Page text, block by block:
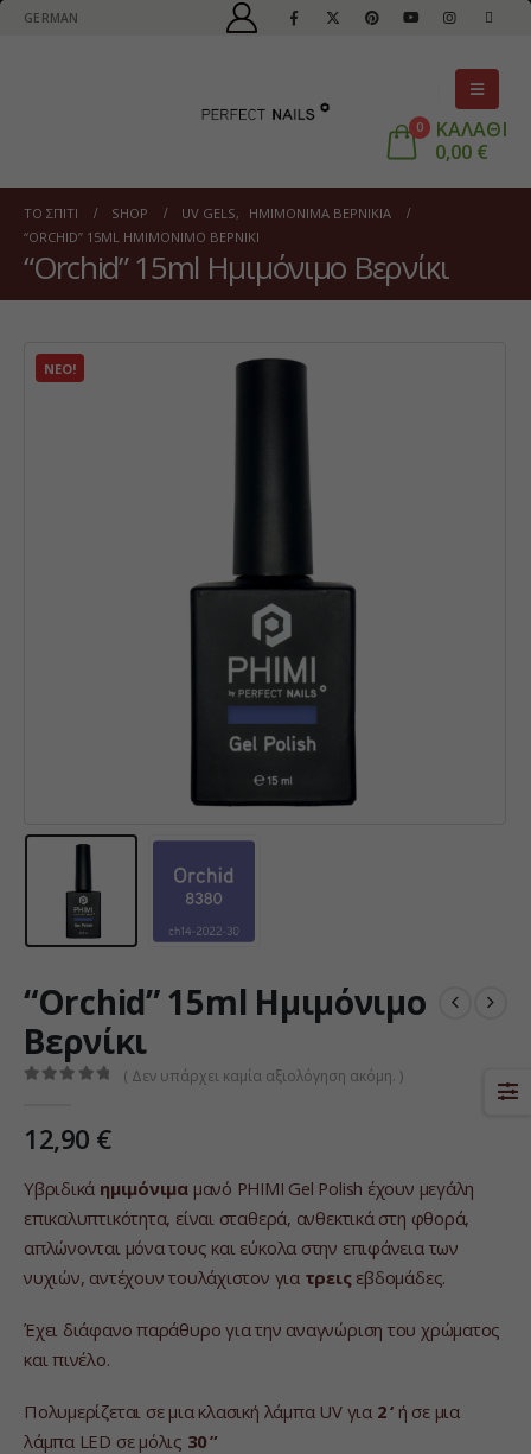
GERMAN
0
ΚΑΛΑΘΙ
0,00 €
ΤΟ ΣΠΊΤΙ SHOP UV GELS,
ΗΜΙΜΌΝΙΜΑ ΒΕΡΝΊΚΙΑ
“ORCHID” 15ML ΗΜΙΜΌΝΙΜΟ ΒΕΡΝΊΚΙ
“Orchid” 15ml Ημιμόνιμο Βερνίκι
ΝΈΟ!
“Orchid” 15ml Ημιμόνιμο
Βερνίκι
( Δεν υπάρχει καμία αξιολόγηση ακόμη. )
12,90 €
Υβριδικά ημιμόνιμα μανό PHIMI Gel Polish έχουν μεγάλη
επικαλυπτικότητα, είναι σταθερά, ανθεκτικά στη φθορά,
απλώνονται μόνα τους και εύκολα στην επιφάνεια των
νυχιών, αντέχουν τουλάχιστον για τρειςεβδομάδες.
Έχει διάφανο παράθυρο για την αναγνώριση του χρώματος
και πινέλο.
Πολυμερίζεται σε μια κλασική λάμπα UV για 2 ‘ ή σε μια
λάμπα LED σε μόλις 30 ”